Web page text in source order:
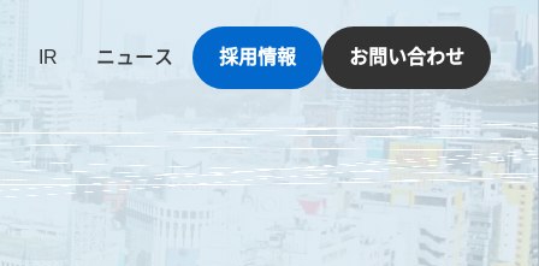
IR ニュース 採用情報 お問い合わせ